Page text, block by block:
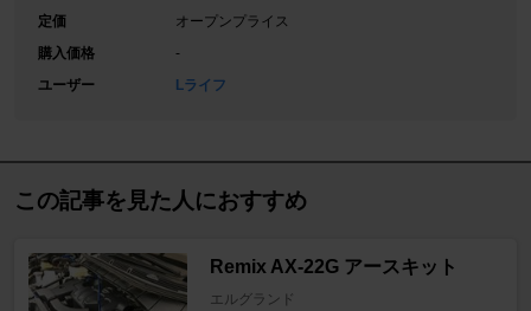
定価
オープンプライス
購入価格
-
ユーザー
Lライフ
この記事を見た人におすすめ
Remix AX-22G アースキット
エルグランド